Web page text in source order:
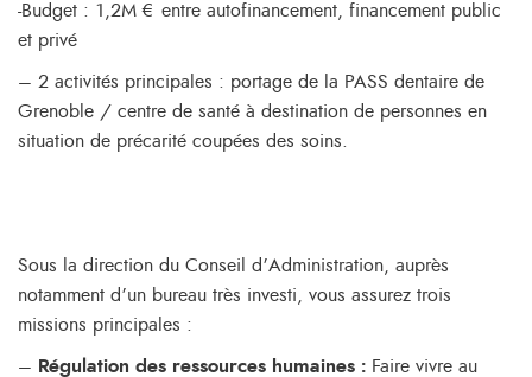
-Budget : 1,2M € entre autofinancement, financement public
et privé
– 2 activités principales : portage de la PASS dentaire de
Grenoble / centre de santé à destination de personnes en
situation de précarité coupées des soins.
Sous la direction du Conseil d’Administration, auprès
notamment d’un bureau très investi, vous assurez trois
missions principales :
– Régulation des ressources humaines : Faire vivre au